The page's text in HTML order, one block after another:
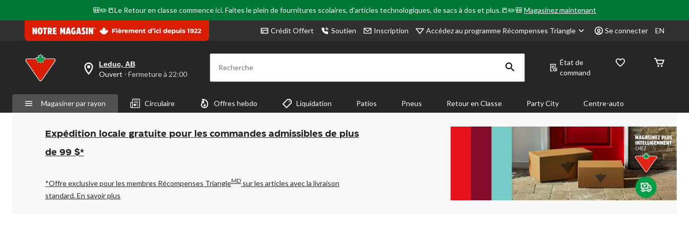
🎒✏️📒Le Retour en classe commence ici. Faites le plein de fournitures scolaires, d'articles technologiques, de sacs à dos et plus.📒✏️🎒Magasinez maintenant
Crédit Offert Soutien Inscription Accédez au programme Récompenses Triangle Se connecter EN
votre
est
Leduc,
AB,
Ouvert,
Fermeture
à
pour
changer
Leduc, AB
Ouvert ⋅ Fermeture à 22:00 Recherche
État de
command
Magasiner par rayon Circulaire Offres hebdo Liquidation Patios Pneus Retour en Classe Party City Centre-auto
Expédition locale gratuite pour les commandes admissibles de plus
de 99 $*
*Offre exclusive pour les membres Récompenses TriangleMD sur les articles avec la livraison
standard.En savoir plus
page.